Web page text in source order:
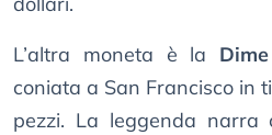
L’altra moneta è la
coniata a San Francisco in
pezzi. La leggenda narra